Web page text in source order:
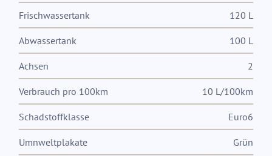
Frischwassertank 120 L
Abwassertank 100 L
Achsen 2
Verbrauch pro 100km 10 L/100km
Schadstoffklasse Euro6
Umnweltplakate Grün